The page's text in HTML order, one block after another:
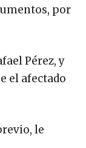
por
Pérez, y
el afectado
le